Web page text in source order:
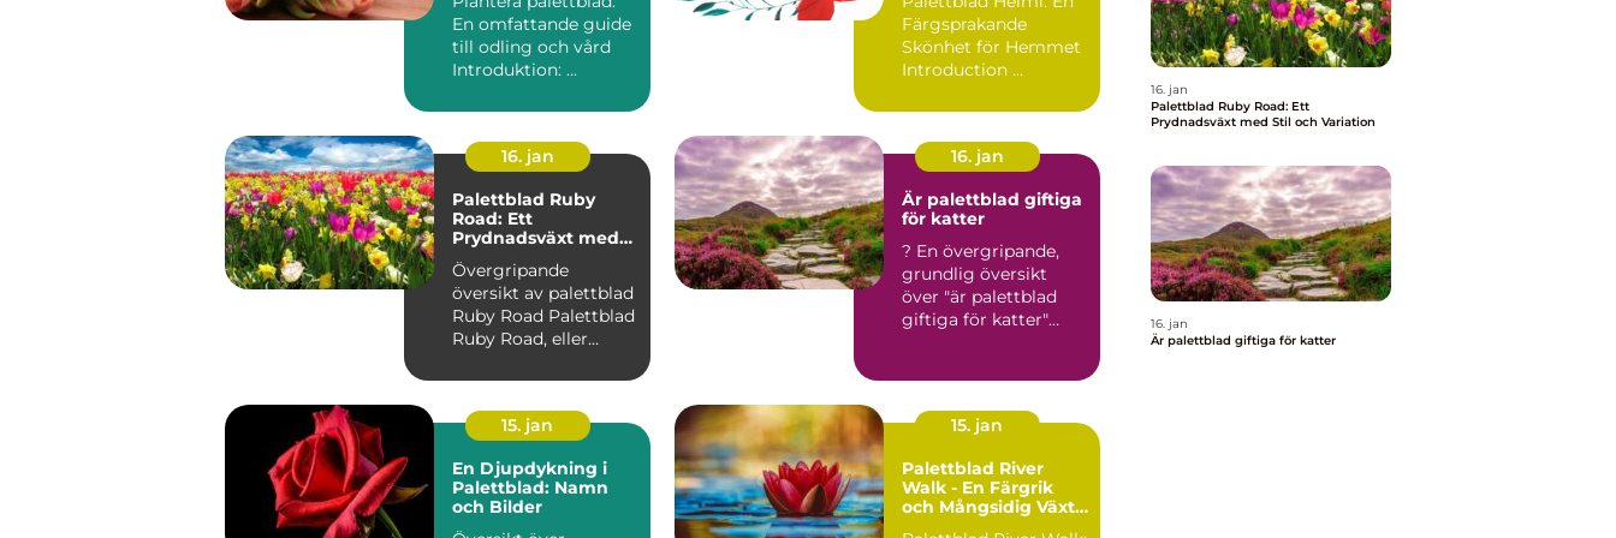
En omfattande guide
till odling och vård
Introduktion: ...
Färgsprakande
Skönhet för Hemmet
Introduction ...
16. jan
Palettblad Ruby
Road: Ett
Prydnadsväxt med
Övergripande
översikt av palettblad
Ruby Road Palettblad
Ruby Road, eller
'R...
16. jan
Är palettblad giftiga
för katter
? En övergripande,
grundlig översikt
över "är palettblad
giftiga för katter"
15. jan
En Djupdykning i
Palettblad: Namn
och Bilder
15. jan
Palettblad River
Walk - En Färgrik
och Mångsidig Växt
16. jan
Palettblad Ruby Road: Ett
Prydnadsväxt med Stil och Variation
16. jan
Är palettblad giftiga för katter